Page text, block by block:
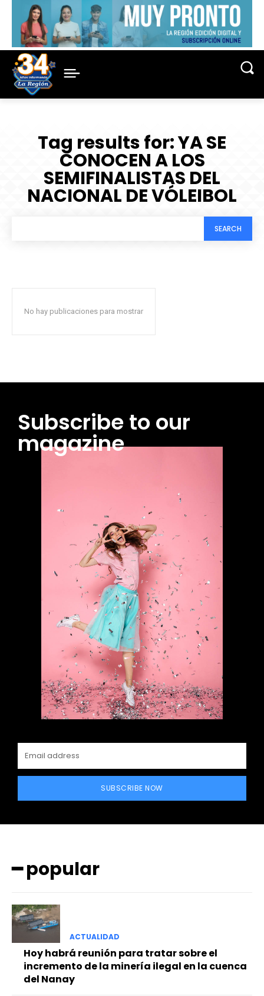
━ Planes
Tag results for:YA SE
CONOCEN A LOS
SEMIFINALISTAS DEL
NACIONAL DE VÓLEIBOL
SEARCH
No hay publicaciones para mostrar
Subscribe to our
magazine
SUBSCRIBE NOW
━ popular
ACTUALIDAD
Hoy habrá reunión para tratar sobre el
incremento de la minería ilegal en la cuenca
del Nanay